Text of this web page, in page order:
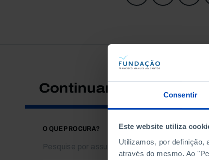
Consentir
Este website utiliza
Utilizamos, por definição,
através do mesmo. Ao
Continuar a pesquisar
O QUE PROCURA?